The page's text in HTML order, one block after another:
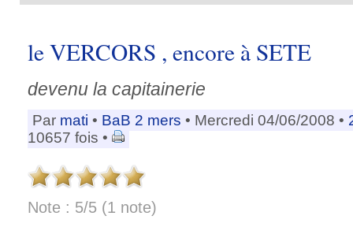
le VERCORS , encore à SETE
devenu la capitainerie
Par mati • BaB 2 mers • Mercredi 04/06/2008 •
10657 fois •
Note : 5/5 (1 note)